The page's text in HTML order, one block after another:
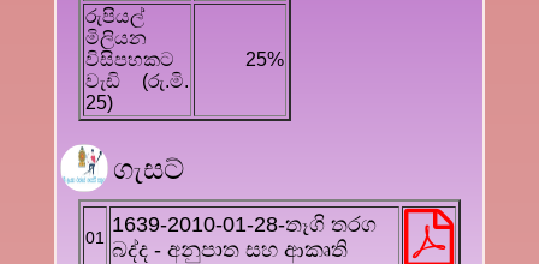
රුපියල්
මිලියන
විසිපහකට
වැඩි (රු.මි.
25)
25%
ගැසට්
01
1639-2010-01-28-තෑගි තරග
බද්ද - අනුපාත සහ ආකෘති